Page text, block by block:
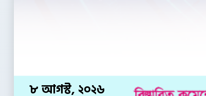
৮ আগস্ট, ২০২৬